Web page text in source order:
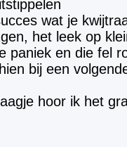
wat je
het leek op
paniek en die fel
bij een
hoor ik het